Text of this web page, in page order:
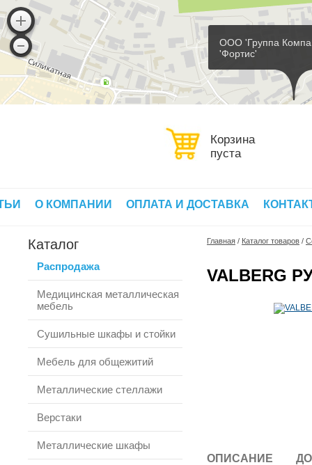
ООО 'Группа
'Фортис'
Корзина
пуста
О КОМПАНИИ ОПЛАТА И ДОСТАВКА
Каталог
Распродажа
Медицинская металлическая
мебель
Сушильные шкафы и стойки
Мебель для общежитий
Металлические стеллажи
Верстаки
Металлические шкафы
Главная / Каталог товаров /
VALBERG
ОПИСАНИЕ